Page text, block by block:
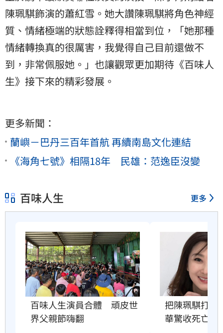
陳珮騏飾演的蕭紅雪。她大讚陳珮騏將角色神經
質、情緒極端的狀態詮釋得相當到位，「她那種
情緒轉換真的很厲害，我覺得自己目前還做不
到，非常佩服她。」也讓觀眾更加期待《百味人
生》接下來的精彩發展。
更多新聞：
蘭嶼－巴丹三百年首航 再續南島文化連結
《海角七號》相隔18年 民雄：范逸臣沒變
百味人生 更多
百味人生演員合體　頑皮世
界父親節嗨翻
把陳珮騏打到
華驚收死亡威